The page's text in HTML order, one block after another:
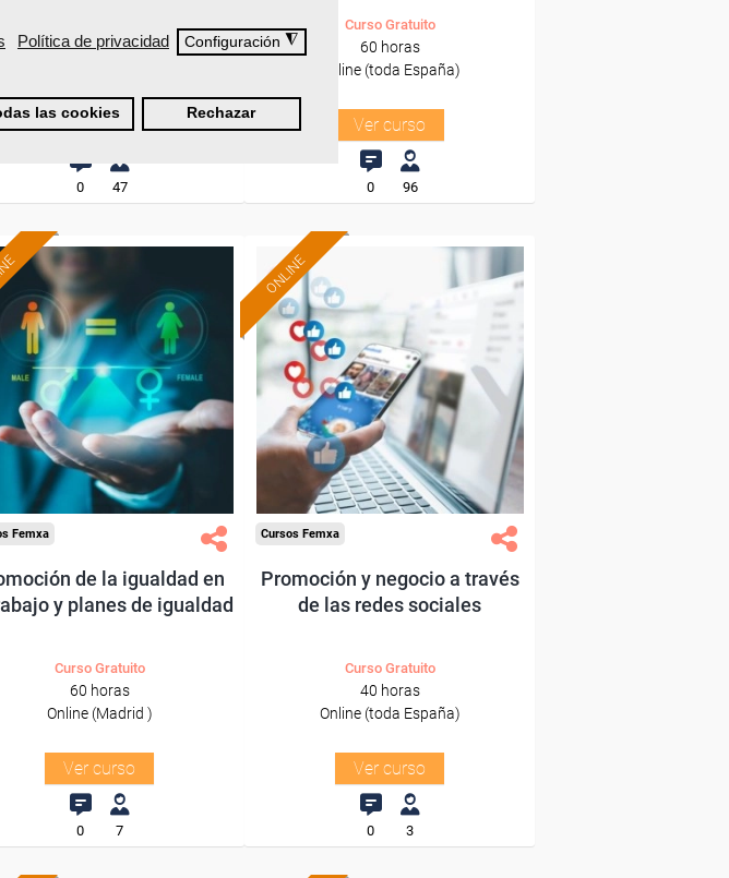
Política de privacidad Configuración ◮
las cookies Rechazar
50 horas
Ver curso
0 47
Curso Gratuito
60 horas
Online (toda España)
Ver curso
0 96
Formación 100%
subvencionada.
Para autónomos de
Madrid.
Todos los sectores.
Femxa
de la igualdad en
y planes de igualdad
Curso Gratuito
60 horas
Online (Madrid )
Ver curso
0 7
ONLINE
Formación 100%
subvencionada.
Para desempleados,
trabajadores y autónomos.
Sector
-Información, Comunicación
y Artes Gráficas.
Cursos Femxa
Promoción y negocio a través
de las redes sociales
Curso Gratuito
40 horas
Online (toda España)
Ver curso
0 3